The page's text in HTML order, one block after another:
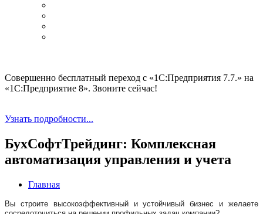
Совершенно бесплатный переход с «1С:Предприятия 7.7.» на
«1С:Предприятие 8». Звоните сейчас!
Узнать подробности...
БухСофтТрейдинг: Комплексная
автоматизация управления и учета
Главная
Вы строите высокоэффективный и устойчивый бизнес и желаете